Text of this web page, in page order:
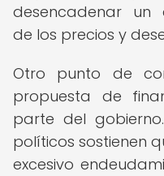
desencadenar un
de los precios y
Otro punto de
propuesta de
parte del
políticos sostienen
excesivo